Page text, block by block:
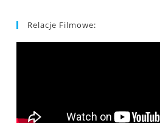
Relacje Filmowe: